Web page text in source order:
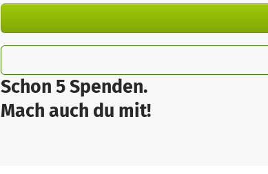
Schon 5 Spenden.
Mach auch du mit!